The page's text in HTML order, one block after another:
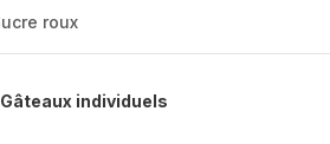
roux
individuels